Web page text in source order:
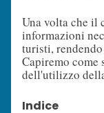
Una volta che il
informazioni
turisti,
Capiremo
dell'utilizzo
Indice